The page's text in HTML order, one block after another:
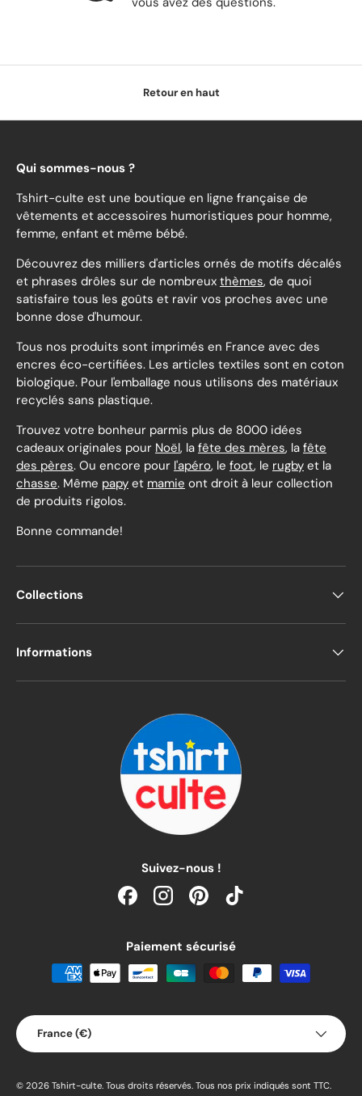
Retour en haut
Qui sommes-nous ?
Tshirt-culte est une boutique en ligne française de
vêtements et accessoires humoristiques pour homme,
femme, enfant et même bébé.
Découvrez des milliers d'articles ornés de motifs décalés
et phrases drôles sur de nombreux thèmes, de quoi
satisfaire tous les goûts et ravir vos proches avec une
bonne dose d'humour.
Tous nos produits sont imprimés en France avec des
encres éco-certifiées. Les articles textiles sont en coton
biologique. Pour l'emballage nous utilisons des matériaux
recyclés sans plastique.
Trouvez votre bonheur parmis plus de 8000 idées
cadeaux originales pour Noël, la fête des mères, la fête
des pères. Ou encore pour l'apéro, le foot, le rugby et la
chasse. Même papy et mamie ont droit à leur collection
de produits rigolos.
Bonne commande!
Collections
Informations
Suivez-nous !
FacebookInstagramPinterestTikTok
Paiement sécurisé
Pays
France (€)
© 2026 Tshirt-culte. Tous droits réservés. Tous nos prix indiqués sont TTC.